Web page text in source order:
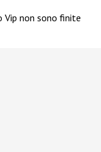
Vip non sono finite